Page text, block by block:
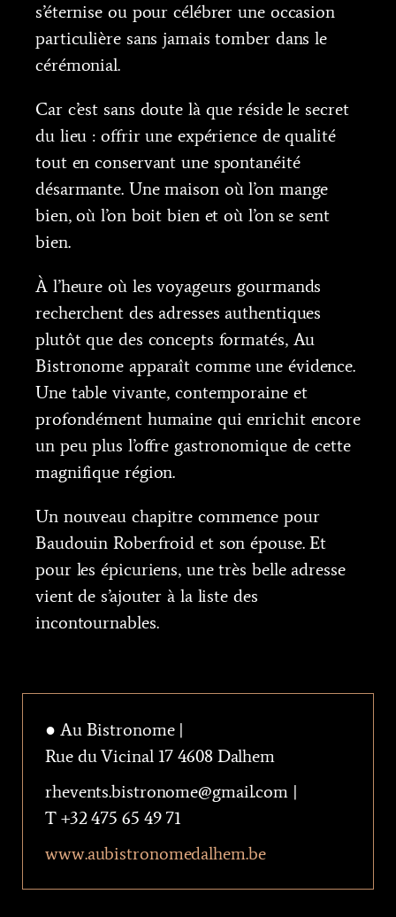
s’éternise ou pour célébrer une occasion
particulière sans jamais tomber dans le
cérémonial.
Car c’est sans doute là que réside le secret
du lieu : offrir une expérience de qualité
tout en conservant une spontanéité
désarmante. Une maison où l’on mange
bien, où l’on boit bien et où l’on se sent
bien.
À l’heure où les voyageurs gourmands
recherchent des adresses authentiques
plutôt que des concepts formatés, Au
Bistronome apparaît comme une évidence.
Une table vivante, contemporaine et
profondément humaine qui enrichit encore
un peu plus l’offre gastronomique de cette
magnifique région.
Un nouveau chapitre commence pour
Baudouin Roberfroid et son épouse. Et
pour les épicuriens, une très belle adresse
vient de s’ajouter à la liste des
incontournables.
● Au Bistronome |
Rue du Vicinal 17 4608 Dalhem
rhevents.bistronome@gmail.com |
T +32 475 65 49 71
www.aubistronomedalhem.be